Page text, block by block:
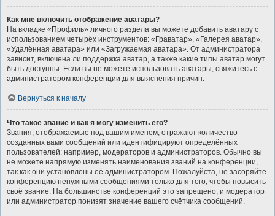
Как мне включить отображение аватары?
На вкладке «Профиль» личного раздела вы можете добавить аватару с
использованием четырёх инструментов: «Граватар», «Галерея аватар»,
«Удалённая аватара» или «Загружаемая аватара». От администратора
зависит, включена ли поддержка аватар, а также какие типы аватар могут
быть доступны. Если вы не можете использовать аватары, свяжитесь с
администратором конференции для выяснения причин.
Вернуться к началу
Что такое звание и как я могу изменить его?
Звания, отображаемые под вашим именем, отражают количество
созданных вами сообщений или идентифицируют определённых
пользователей: например, модераторов и администраторов. Обычно вы
не можете напрямую изменять наименования званий на конференции,
так как они установлены её администратором. Пожалуйста, не засоряйте
конференцию ненужными сообщениями только для того, чтобы повысить
своё звание. На большинстве конференций это запрещено, и модератор
или администратор понизят значение вашего счётчика сообщений.